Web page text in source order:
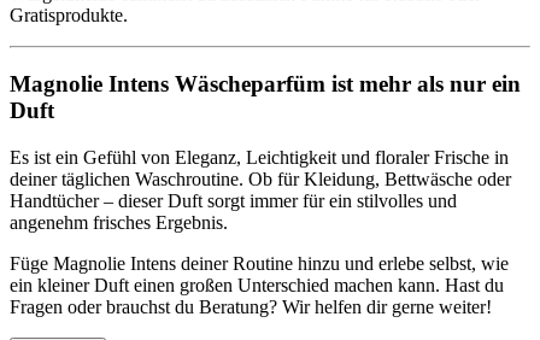
Gratisprodukte.
Magnolie Intens Wäscheparfüm ist mehr als nur ein
Duft
Es ist ein Gefühl von Eleganz, Leichtigkeit und floraler Frische in
deiner täglichen Waschroutine. Ob für Kleidung, Bettwäsche oder
Handtücher – dieser Duft sorgt immer für ein stilvolles und
angenehm frisches Ergebnis.
Füge Magnolie Intens deiner Routine hinzu und erlebe selbst, wie
ein kleiner Duft einen großen Unterschied machen kann. Hast du
Fragen oder brauchst du Beratung? Wir helfen dir gerne weiter!